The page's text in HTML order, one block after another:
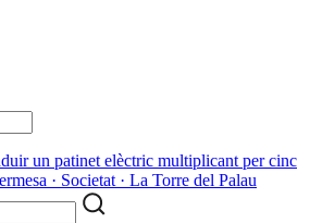
un patinet elèctric multiplicant per cinc
· Societat · La Torre del Palau